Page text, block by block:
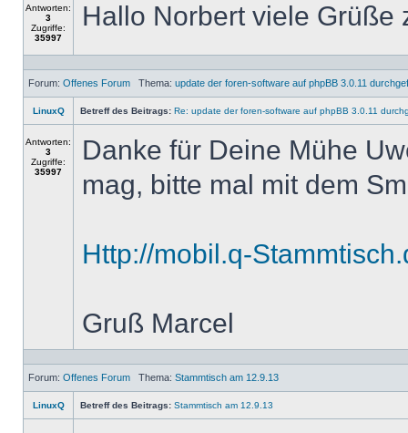
Antworten:
3
Zugriffe:
35997
Hallo Norbert viele Grüße
Forum: Offenes Forum Thema: update der foren-software auf phpBB 3.0.11
LinuxQ Betreff des Beitrags: Re: update der foren-software auf phpBB 3.0.11
Antworten:
3
Zugriffe:
35997
Danke für Deine Mühe
mag, bitte mal mit dem
Http://mobil.q-
Gruß Marcel
Forum: Offenes Forum Thema: Stammtisch am 12.9.13
LinuxQ Betreff des Beitrags: Stammtisch am 12.9.13